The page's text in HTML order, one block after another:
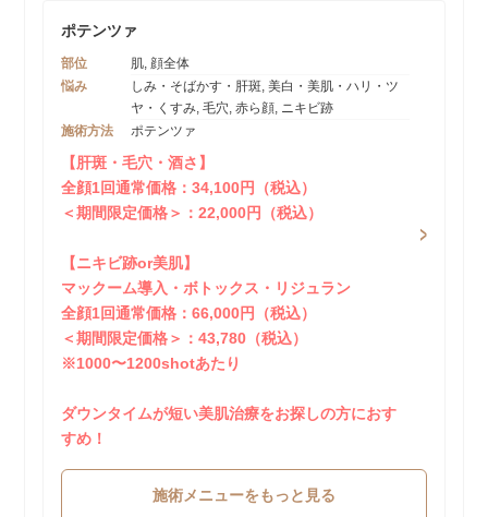
ポテンツァ
部位
肌, 顔全体
悩み
しみ・そばかす・肝斑, 美白・美肌・ハリ・ツ
ヤ・くすみ, 毛穴, 赤ら顔, ニキビ跡
施術方法
ポテンツァ
【肝斑・毛穴・酒さ】
全顔1回通常価格：34,100円（税込）
＜期間限定価格＞：22,000円（税込）
【ニキビ跡or美肌】
マックーム導入・ボトックス・リジュラン
全顔1回通常価格：66,000円（税込）
＜期間限定価格＞：43,780（税込）
※1000〜1200shotあたり
ダウンタイムが短い美肌治療をお探しの方におす
すめ！
施術メニューをもっと見る